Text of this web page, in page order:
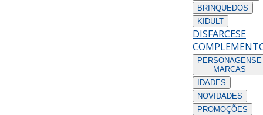
BRINQUEDOS
KIDULT
DISFARCESE
PERSONAGENS E
MARCAS
IDADES
NOVIDADES
PROMOÇÕES